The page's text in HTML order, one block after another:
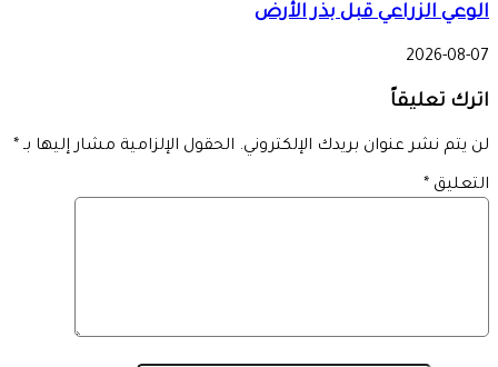
الوعي الزراعي قبل بذر الأرض
2026-08-07
اترك تعليقاً
لن يتم نشر عنوان بريدك الإلكتروني. الحقول الإلزامية مشار إليها بـ *
التعليق *